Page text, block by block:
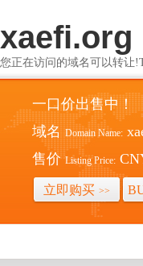
xaefi.org
您正在访问的域名可以转让
一口价出售中！
域名 Domain Name:
售价 Listing Price:
立即购买 >>